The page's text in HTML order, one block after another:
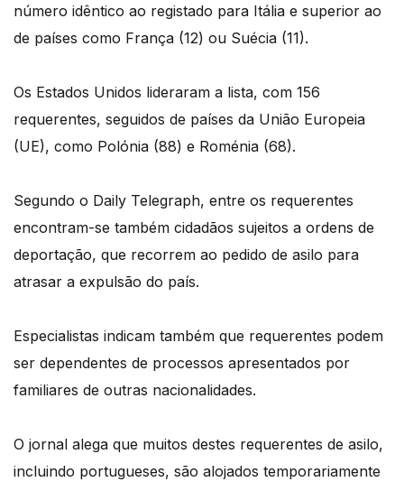
número idêntico ao registado para Itália e superior ao
de países como França (12) ou Suécia (11).
Os Estados Unidos lideraram a lista, com 156
requerentes, seguidos de países da União Europeia
(UE), como Polónia (88) e Roménia (68).
Segundo o Daily Telegraph, entre os requerentes
encontram-se também cidadãos sujeitos a ordens de
deportação, que recorrem ao pedido de asilo para
atrasar a expulsão do país.
Especialistas indicam também que requerentes podem
ser dependentes de processos apresentados por
familiares de outras nacionalidades.
O jornal alega que muitos destes requerentes de asilo,
incluindo portugueses, são alojados temporariamente